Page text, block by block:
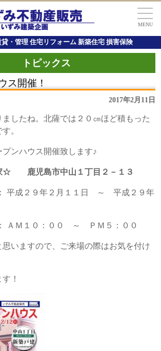
MENU
・管理 住宅リフォーム 新築住宅 損害保険
トピックス
ス開催！
2017年2月11日
したね。北薩では２０㎝ほど積もった
。
ンハウス開催致します♪
☆ 鹿児島市中山１丁目２－１３
成２９年２月１１日 ～ 平成２９年
Ｍ１０：００ ～ ＰＭ５：００
いますので、ご来場の際はお気を付け
！